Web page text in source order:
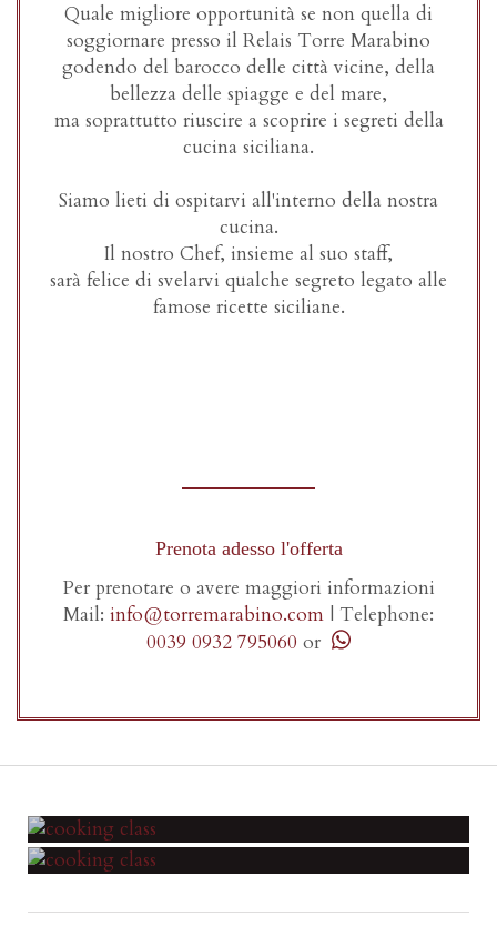
Quale migliore opportunità se non quella di
soggiornare presso il Relais Torre Marabino
godendo del barocco delle città vicine, della
bellezza delle spiagge e del mare,
ma soprattutto riuscire a scoprire i segreti della
cucina siciliana.
Siamo lieti di ospitarvi all'interno della nostra
cucina.
Il nostro Chef, insieme al suo staff,
sarà felice di svelarvi qualche segreto legato alle
famose ricette siciliane.
Prenota adesso l'offerta
Per prenotare o avere maggiori informazioni
Mail: info@torremarabino.com | Telephone:
0039 0932 795060 or